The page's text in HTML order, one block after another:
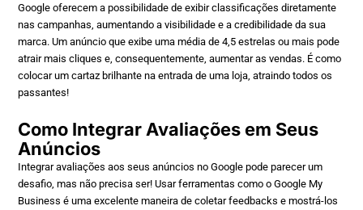
Google oferecem a possibilidade de exibir classificações diretamente
nas campanhas, aumentando a visibilidade e a credibilidade da sua
marca. Um anúncio que exibe uma média de 4,5 estrelas ou mais pode
atrair mais cliques e, consequentemente, aumentar as vendas. É como
colocar um cartaz brilhante na entrada de uma loja, atraindo todos os
passantes!
Como Integrar Avaliações em Seus
Anúncios
Integrar avaliações aos seus anúncios no Google pode parecer um
desafio, mas não precisa ser! Usar ferramentas como o Google My
Business é uma excelente maneira de coletar feedbacks e mostrá-los